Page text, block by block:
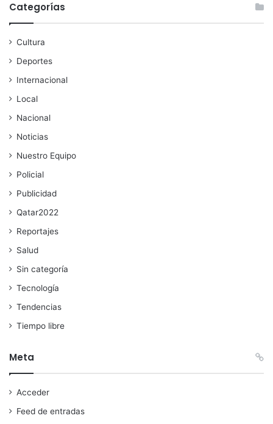
Categorías
Cultura
Deportes
Internacional
Local
Nacional
Noticias
Nuestro Equipo
Policial
Publicidad
Qatar2022
Reportajes
Salud
Sin categoría
Tecnología
Tendencias
Tiempo libre
Meta
Acceder
Feed de entradas